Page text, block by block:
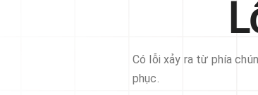
Có lỗi xảy ra từ phía
phục.